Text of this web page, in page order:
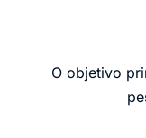
O objetivo